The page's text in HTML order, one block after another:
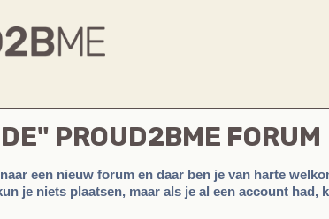
PROUD2BME FORUM
een nieuw forum en daar ben je van harte
je niets plaatsen, maar als je al een account had,